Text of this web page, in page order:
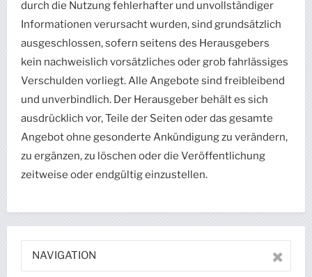
durch die Nutzung fehlerhafter und unvollständiger
Informationen verursacht wurden, sind grundsätzlich
ausgeschlossen, sofern seitens des Herausgebers
kein nachweislich vorsätzliches oder grob fahrlässiges
Verschulden vorliegt. Alle Angebote sind freibleibend
und unverbindlich. Der Herausgeber behält es sich
ausdrücklich vor, Teile der Seiten oder das gesamte
Angebot ohne gesonderte Ankündigung zu verändern,
zu ergänzen, zu löschen oder die Veröffentlichung
zeitweise oder endgültig einzustellen.
NAVIGATION